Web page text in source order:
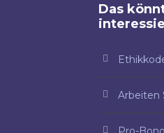
Das
Arbeiten